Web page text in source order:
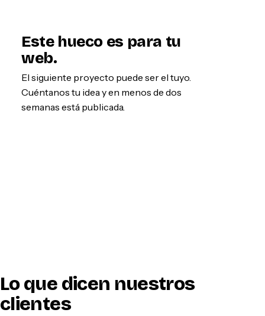
Este hueco es para tu
web.
El siguiente proyecto puede ser el tuyo.
Cuéntanos tu idea y en menos de dos
semanas está publicada.
Lo que dicen nuestros
clientes